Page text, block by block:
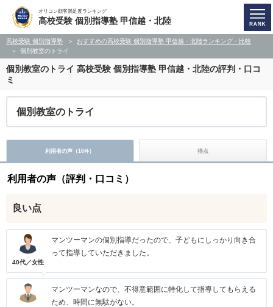
オリコン顧客満足度ランキング
高校受験 個別指導塾 甲信越・北陸
高校受験 個別指導塾
おすすめの高校受験 個別指導塾 甲信越・北陸ランキング・比較
個別教室のトライ
個別教室のトライ 高校受験 個別指導塾 甲信越・北陸の評判・口コ
ミ
個別教室のトライ
利用者の声（16件） 得点
利用者の声（評判・口コミ）
良い点
40代／女性
マンツーマンの個別指導だったので、子どもにしっかり向き合
って指導していただきました。
マンツーマンなので、不得意範囲に特化して指導してもらえる
ため、時間に無駄がない。